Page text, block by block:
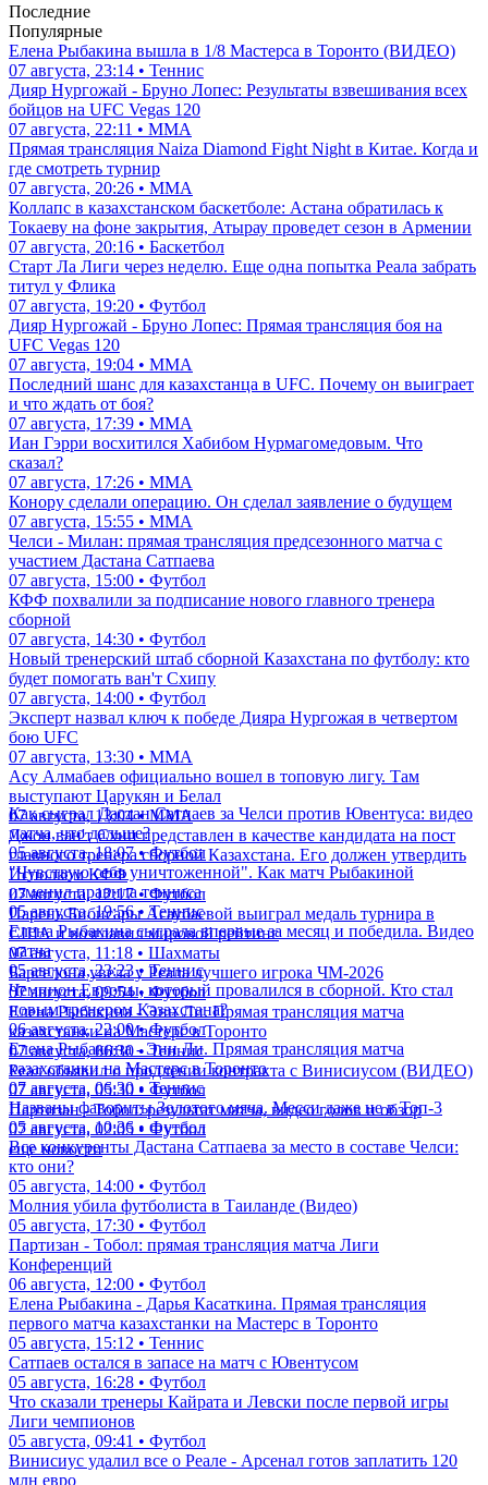
Последние
Популярные
Елена Рыбакина вышла в 1/8 Мастерса в Торонто (ВИДЕО)
07 августа, 23:14 • Теннис
Дияр Нургожай - Бруно Лопес: Результаты взвешивания всех
бойцов на UFC Vegas 120
07 августа, 22:11 • ММА
Прямая трансляция Naiza Diamond Fight Night в Китае. Когда и
где смотреть турнир
07 августа, 20:26 • ММА
Коллапс в казахстанском баскетболе: Астана обратилась к
Токаеву на фоне закрытия, Атырау проведет сезон в Армении
07 августа, 20:16 • Баскетбол
Старт Ла Лиги через неделю. Еще одна попытка Реала забрать
титул у Флика
07 августа, 19:20 • Футбол
Дияр Нургожай - Бруно Лопес: Прямая трансляция боя на
UFC Vegas 120
07 августа, 19:04 • ММА
Последний шанс для казахстанца в UFC. Почему он выиграет
и что ждать от боя?
07 августа, 17:39 • ММА
Иан Гэрри восхитился Хабибом Нурмагомедовым. Что
сказал?
07 августа, 17:26 • ММА
Конору сделали операцию. Он сделал заявление о будущем
07 августа, 15:55 • ММА
Челси - Милан: прямая трансляция предсезонного матча с
участием Дастана Сатпаева
07 августа, 15:00 • Футбол
КФФ похвалили за подписание нового главного тренера
сборной
07 августа, 14:30 • Футбол
Новый тренерский штаб сборной Казахстана по футболу: кто
будет помогать ван'т Схипу
07 августа, 14:00 • Футбол
Эксперт назвал ключ к победе Дияра Нургожая в четвертом
бою UFC
07 августа, 13:30 • ММА
Асу Алмабаев официально вошел в топовую лигу. Там
выступают Царукян и Белал
07 августа, 13:04 • ММА
Джон ван'т Схип представлен в качестве кандидата на пост
главного тренера сборной Казахстана. Его должен утвердить
Исполком КФФ
07 августа, 12:17 • Футбол
Парень Бибисары Асаубаевой выиграл медаль турнира в
США и возглавил мировой рейтинг
07 августа, 11:18 • Шахматы
Барселона увела у Реала лучшего игрока ЧМ-2026
07 августа, 09:54 • Футбол
Елена Рыбакина - Энн Ли. Прямая трансляция матча
казахстанки на Мастерс в Торонто
07 августа, 06:30 • Теннис
Реал объявил о продлении контракта с Винисиусом (ВИДЕО)
07 августа, 05:30 • Футбол
Партизан - Тобол: результат матча, видео голов и обзор
07 августа, 02:05 • Футбол
еще новости
Как сыграл Дастан Сатпаев за Челси против Ювентуса: видео
матча, что дальше?
05 августа, 18:07 • Футбол
"Чувствую себя уничтоженной". Как матч Рыбакиной
изменил правила тенниса
05 августа, 19:56 • Теннис
Елена Рыбакина сыграла впервые за месяц и победила. Видео
матча
05 августа, 23:23 • Теннис
Чемпион Европы, который провалился в сборной. Кто стал
новым тренером Казахстана?
06 августа, 22:00 • Футбол
Елена Рыбакина - Энн Ли. Прямая трансляция матча
казахстанки на Мастерс в Торонто
07 августа, 06:30 • Теннис
Названы фавориты Золотого мяча. Месси даже не в Топ-3
05 августа, 10:36 • Футбол
Все конкуренты Дастана Сатпаева за место в составе Челси:
кто они?
05 августа, 14:00 • Футбол
Молния убила футболиста в Таиланде (Видео)
05 августа, 17:30 • Футбол
Партизан - Тобол: прямая трансляция матча Лиги
Конференций
06 августа, 12:00 • Футбол
Елена Рыбакина - Дарья Касаткина. Прямая трансляция
первого матча казахстанки на Мастерс в Торонто
05 августа, 15:12 • Теннис
Сатпаев остался в запасе на матч с Ювентусом
05 августа, 16:28 • Футбол
Что сказали тренеры Кайрата и Левски после первой игры
Лиги чемпионов
05 августа, 09:41 • Футбол
Винисиус удалил все о Реале - Арсенал готов заплатить 120
млн евро